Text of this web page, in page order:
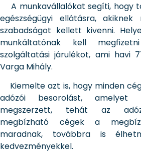
A munkavállalókat segíti, hogy
egészségügyi ellátásra,
szabadságot kellett kivenni.
munkáltatónak kell
szolgáltatási járulékot, ami havi
Varga Mihály.
Kiemelte azt is, hogy minden
adózói besorolást,
megszerzett, tehát az
megbízható cégek a
maradnak, továbbra is
kedvezményekkel.